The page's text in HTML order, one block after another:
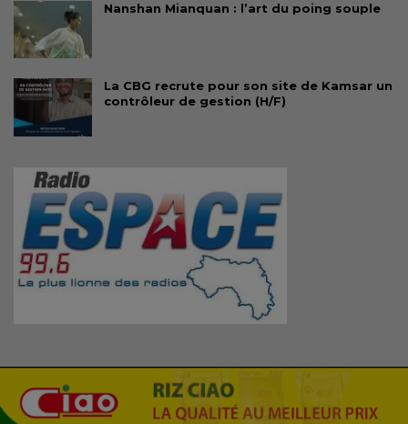
Nanshan Mianquan : l’art du poing souple
La CBG recrute pour son site de Kamsar un
contrôleur de gestion (H/F)